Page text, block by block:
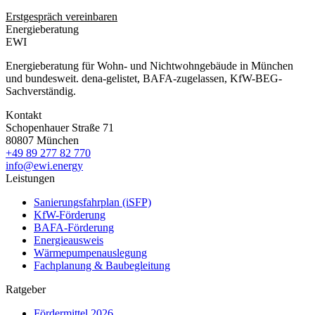
Erstgespräch vereinbaren
Energieberatung
EWI
Energieberatung für Wohn- und Nichtwohngebäude in München
und bundesweit. dena-gelistet, BAFA-zugelassen, KfW-BEG-
Sachverständig.
Kontakt
Schopenhauer Straße 71
80807 München
+49 89 277 82 770
info@ewi.energy
Leistungen
Sanierungsfahrplan (iSFP)
KfW-Förderung
BAFA-Förderung
Energieausweis
Wärmepumpenauslegung
Fachplanung & Baubegleitung
Ratgeber